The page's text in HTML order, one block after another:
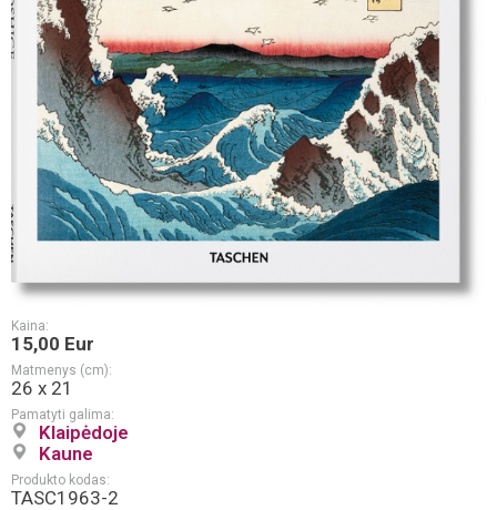
Kaina:
15,00 Eur
Matmenys (cm):
26 x 21
Pamatyti galima:
Klaipėdoje
Kaune
Produkto kodas:
TASC1963-2